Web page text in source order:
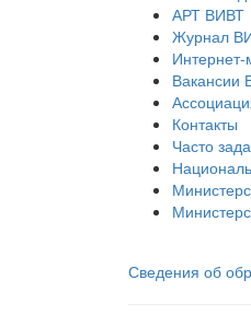
АРТ ВИВТ
Журнал
Вакансии
Контакты
Часто
Сведения об